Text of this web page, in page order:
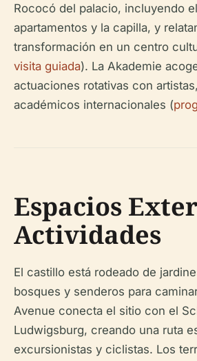
Rococó del palacio, incluyendo
apartamentos y la capilla, y
transformación en un centro
visita guiada). La Akademie
actuaciones rotativas con
académicos internacionales (
Espacios
Actividades
El castillo está rodeado de
bosques y senderos para
Avenue conecta el sitio con el
Ludwigsburg, creando una ruta
excursionistas y ciclistas. Los